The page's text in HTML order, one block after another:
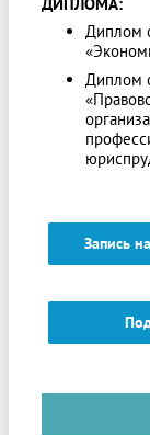
Диплом
Диплом
Запись